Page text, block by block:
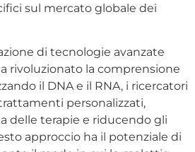
sul mercato globale dei
di tecnologie avanzate
rivoluzionato la comprensione
il DNA e il RNA, i ricercatori
personalizzati,
delle terapie e riducendo gli
approccio ha il potenziale di